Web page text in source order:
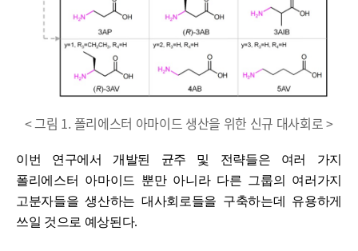
< 그림 1. 폴리에스터 아마이드 생산을 위한 신규 대사회로 >
이번 연구에서 개발된 균주 및 전략들은 여러 가지
폴리에스터 아마이드 뿐만 아니라 다른 그룹의 여러가지
고분자들을 생산하는 대사회로들을 구축하는데 유용하게
쓰일 것으로 예상된다.